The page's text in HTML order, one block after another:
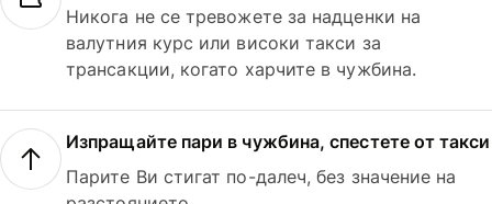
Никога не се тревожете за надценки на
валутния курс или високи такси за
трансакции, когато харчите в чужбина.
Изпращайте пари в чужбина, спестете от такси
Парите Ви стигат по-далеч, без значение на